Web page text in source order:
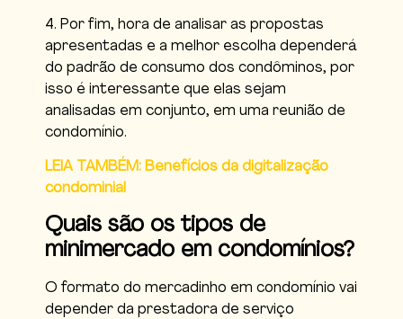
4. Por fim, hora de analisar as propostas
apresentadas e a melhor escolha dependerá
do padrão de consumo dos condôminos, por
isso é interessante que elas sejam
analisadas em conjunto, em uma reunião de
condomínio.
LEIA TAMBÉM: Benefícios da digitalização
condominial
Quais são os tipos de
minimercado em condomínios?
O formato do mercadinho em condomínio vai
depender da prestadora de serviço